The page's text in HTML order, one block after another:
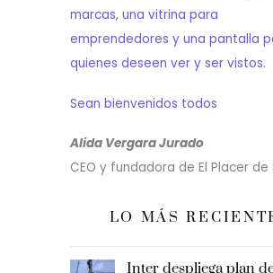
marcas, una vitrina para
emprendedores y una pantalla
quienes deseen ver y ser vistos.
Sean bienvenidos todos
Alida Vergara Jurado
CEO y fundadora de El Placer de
LO MÁS
Inter despliega plan